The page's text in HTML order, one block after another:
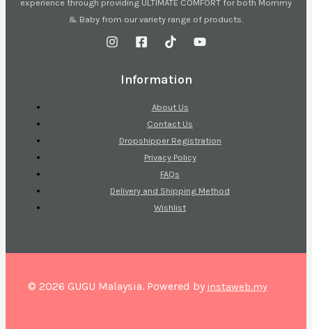
experience through providing ULTIMATE COMFORT for both Mommy
& Baby from our variety range of products.
Information
About Us
Contact Us
Dropshipper Registration
Privacy Policy
FAQs
Delivery and Shipping Method
Wishlist
© 2026 GUGU Malaysia. Powered by instaweb.my